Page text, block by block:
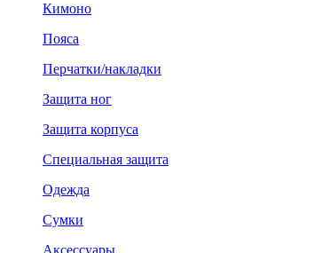
Кимоно
Пояса
Перчатки/накладки
Защита ног
Защита корпуса
Специальная защита
Одежда
Сумки
Аксессуары